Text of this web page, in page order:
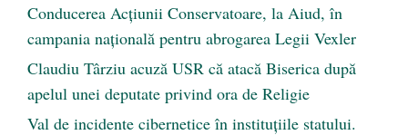
Conducerea Acțiunii Conservatoare, la Aiud, în
campania națională pentru abrogarea Legii Vexler
Claudiu Târziu acuză USR că atacă Biserica după
apelul unei deputate privind ora de Religie
Val de incidente cibernetice în instituțiile statului.